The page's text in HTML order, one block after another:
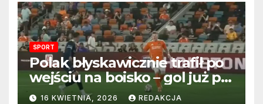
SPORT
Polak błyskawicznie trafił po
wejściu na boisko – gol już po
22 sekundach!
16 KWIETNIA, 2026 REDAKCJA